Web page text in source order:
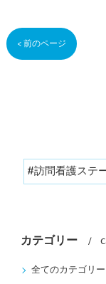
< 前のページ
#訪問看護ステ
カテゴリー
全てのカテゴリー